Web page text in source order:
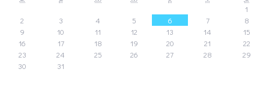
1
2
3 4 5 6 7
8
9
10 11 12 13 14
15
16
17 18 19 20 21
22
23
24 25 26 27 28
29
30
31